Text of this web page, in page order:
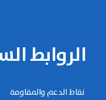
الروابط
نقاط الدعم والمقاومة